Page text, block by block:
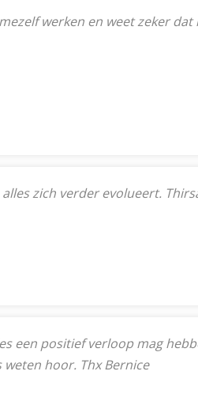
werken en weet zeker
zich verder evolueert.
een positief verloop mag
hoor. Thx Bernice